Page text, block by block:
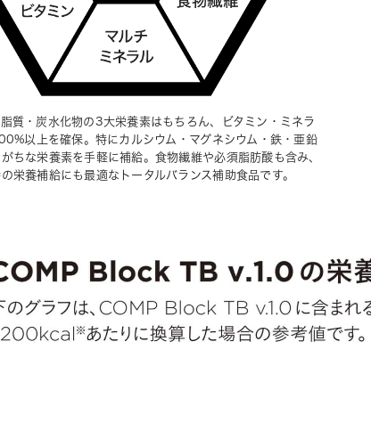
質・炭水化物の3大栄養素はもちろん、ビタミン・ミネラ
以上を確保。特にカルシウム・マグネシウム・鉄・亜鉛
ちな栄養素を手軽に補給。食物繊維や必須脂肪酸も含み、
栄養補給にも最適なトータルバランス補助食品です。